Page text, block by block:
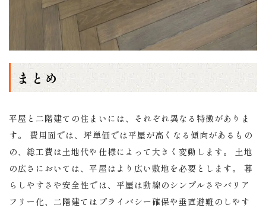
まとめ
平屋と二階建ての住まいには、それぞれ異なる特徴がありま
す。 費用面では、坪単価では平屋が高くなる傾向があるもの
の、総工費は土地代や仕様によって大きく変動します。 土地
の広さにおいては、平屋はより広い敷地を必要とします。 暮
らしやすさや安全性では、平屋は動線のシンプルさやバリア
フリー化、二階建てはプライバシー確保や垂直避難のしやす